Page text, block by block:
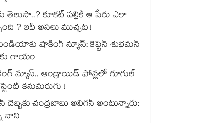
తెలుసా..? కూకట్ పల్లికి ఆ పేరు ఎలా
? ఇదీ అసలు ముచ్చట !
షాకింగ్ న్యూస్: కెప్టెన్ శుభమన్
గాయం
న్యూస్.. ఆండ్రాయిడ్ ఫోన్లలో గూగుల్
కనుమరుగు !
దెబ్బకు చంద్రబాబు అవిగన్ అంటున్నారు:
నాని